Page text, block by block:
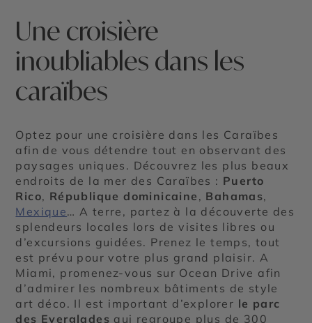
Une croisière
inoubliables dans les
caraïbes
Optez pour une croisière dans les Caraïbes
afin de vous détendre tout en observant des
paysages uniques. Découvrez les plus beaux
endroits de la mer des Caraïbes : Puerto
Rico, République dominicaine , Bahamas,
Mexique… A terre, partez à la découverte des
splendeurs locales lors de visites libres ou
d’excursions guidées. Prenez le temps, tout
est prévu pour votre plus grand plaisir. A
Miami, promenez-vous sur Ocean Drive afin
d’admirer les nombreux bâtiments de style
art déco. Il est important d’explorer le parc
des Everglades qui regroupe plus de 300